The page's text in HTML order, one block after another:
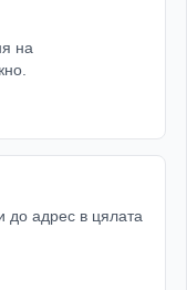
на
адрес в цялата